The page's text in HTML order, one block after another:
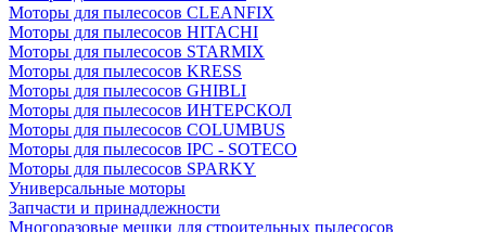
Моторы для пылесосов CLEANFIX
Моторы для пылесосов HITACHI
Моторы для пылесосов STARMIX
Моторы для пылесосов KRESS
Моторы для пылесосов GHIBLI
Моторы для пылесосов ИНТЕРСКОЛ
Моторы для пылесосов COLUMBUS
Моторы для пылесосов IPC - SOTECO
Моторы для пылесосов SPARKY
Универсальные моторы
Запчасти и принадлежности
Многоразовые мешки для строительных пылесосов